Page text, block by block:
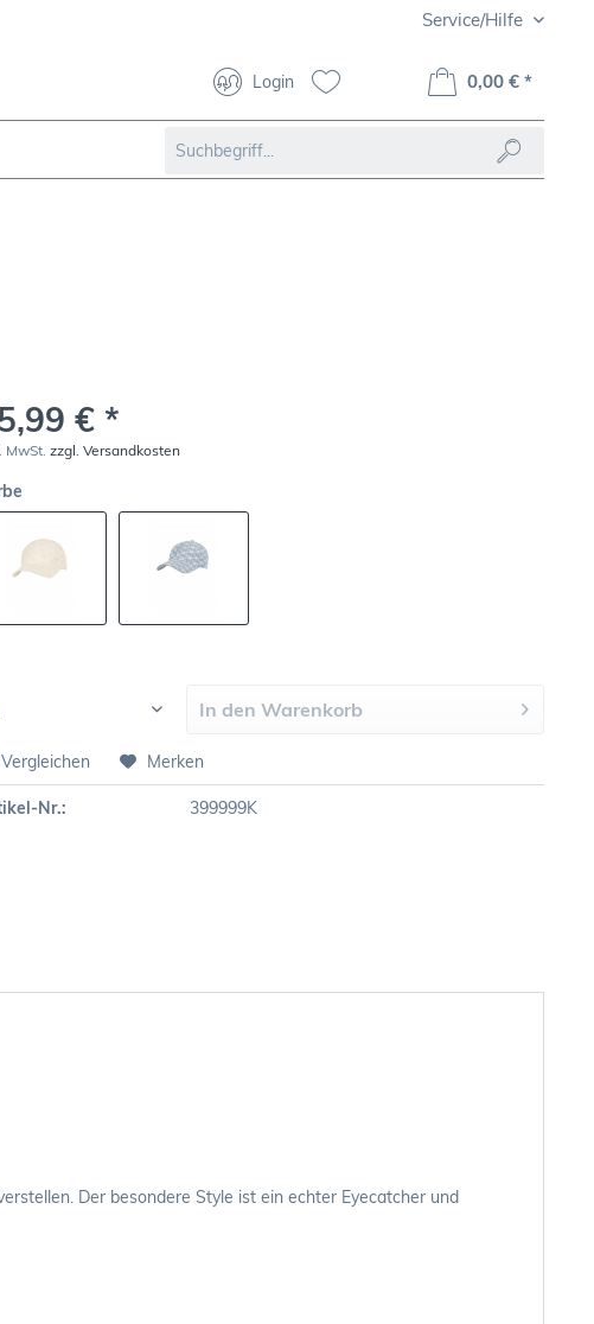
Service/Hilfe
Login 0,00 € *
€ *
MwSt.zzgl. Versandkosten
In den Warenkorb
Vergleichen Merken
Nr.: 399999K
Der besondere Style ist ein echter Eyecatcher und